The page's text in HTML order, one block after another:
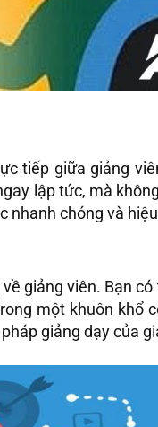
tiếp giữa giảng
lập tức, mà
nhanh chóng và
giảng viên. Bạn
một khuôn khổ
giảng dạy của